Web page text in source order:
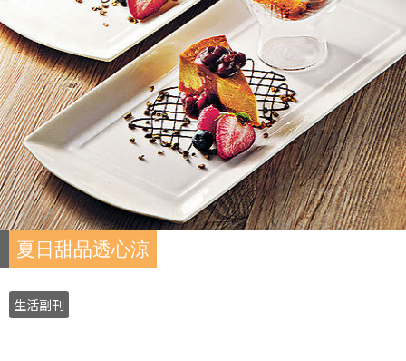
夏日甜品透心涼
生活副刊